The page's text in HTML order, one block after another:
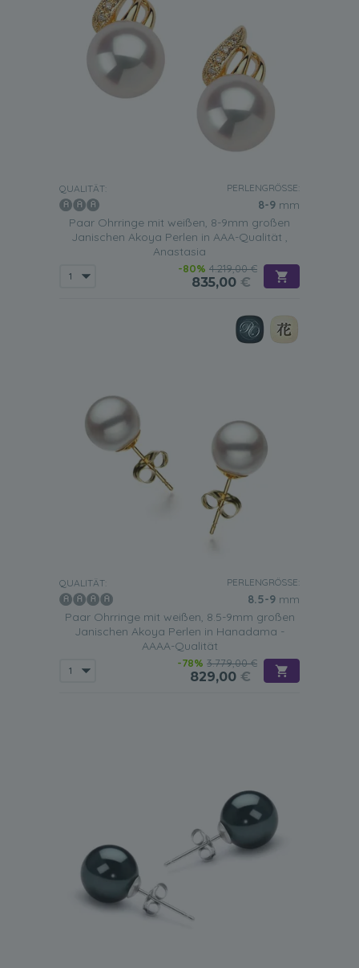
QUALITÄT: PERLENGRÖSSE:
8-9 mm
Paar Ohrringe mit weißen, 8-9mm großen
Janischen Akoya Perlen in AAA-Qualität ,
Anastasia
-80% 4.219,00 €
835,00 €
QUALITÄT: PERLENGRÖSSE:
8.5-9 mm
Paar Ohrringe mit weißen, 8.5-9mm großen
Janischen Akoya Perlen in Hanadama -
AAAA-Qualität
-78% 3.779,00 €
829,00 €